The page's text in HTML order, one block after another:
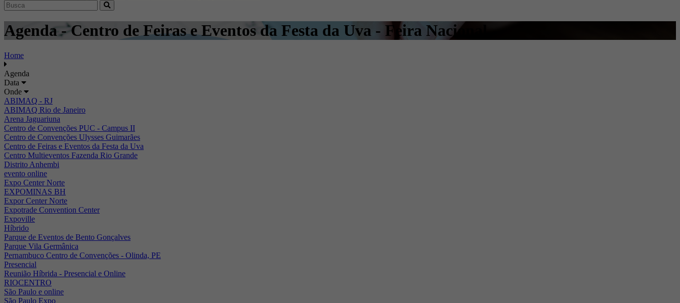
Agenda - Centro de Feiras e Eventos da Festa da Uva - Feira Nacional
Home
Agenda
Data
Onde
ABIMAQ - RJ
ABIMAQ Rio de Janeiro
Arena Jaguariuna
Centro de Convenções PUC - Campus II
Centro de Convenções Ulysses Guimarães
Centro de Feiras e Eventos da Festa da Uva
Centro Multieventos Fazenda Rio Grande
Distrito Anhembi
evento online
Expo Center Norte
EXPOMINAS BH
Expor Center Norte
Expotrade Convention Center
Expoville
Híbrido
Parque de Eventos de Bento Gonçalves
Parque Vila Germânica
Pernambuco Centro de Convenções - Olinda, PE
Presencial
Reunião Híbrida - Presencial e Online
RIOCENTRO
São Paulo e online
São Paulo Expo